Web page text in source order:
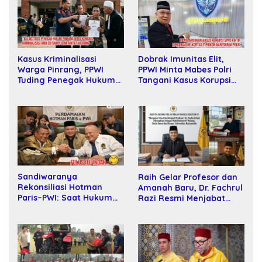
Kasus Kriminalisasi
Warga Pinrang, PPWI
Tuding Penegak Hukum
Dobrak Imunitas Elit,
PPWI Minta Mabes Polri
Tangani Kasus Korupsi
Sandiwaranya
Rekonsiliasi Hotman
Paris–PWI: Saat Hukum
Raih Gelar Profesor dan
Amanah Baru, Dr. Fachrul
Razi Resmi Menjabat